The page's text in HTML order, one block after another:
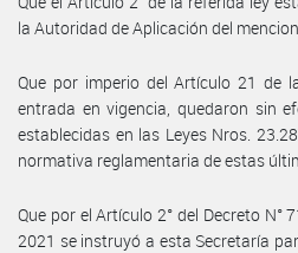
la Autoridad de Aplicación del
Que por imperio del Artículo 21 de
entrada en vigencia, quedaron sin
establecidas en las Leyes Nros.
normativa reglamentaria de estas
Que por el Artículo 2° del Decreto N°
2021 se instruyó a esta Secretaría